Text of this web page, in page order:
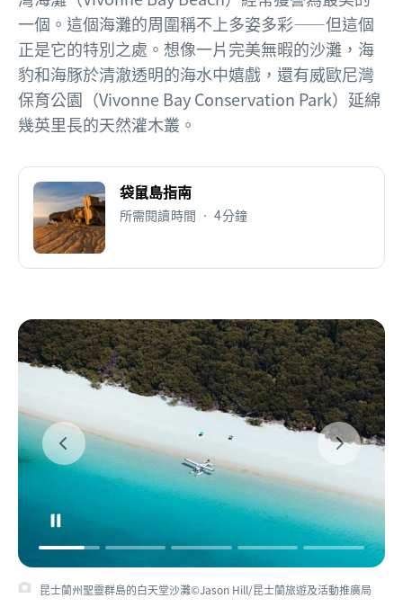
一個。這個海灘的周圍稱不上多姿多彩——但這個
正是它的特別之處。想像一片完美無暇的沙灘，海
豹和海豚於清澈透明的海水中嬉戲，還有威歐尼灣
保育公園（Vivonne Bay Conservation Park）延綿
幾英里長的天然灌木叢。
袋鼠島指南
所需閱讀時間 • 4分鐘
昆士蘭州聖靈群島的白天堂沙灘©Jason Hill/昆士蘭旅遊及活動推廣局